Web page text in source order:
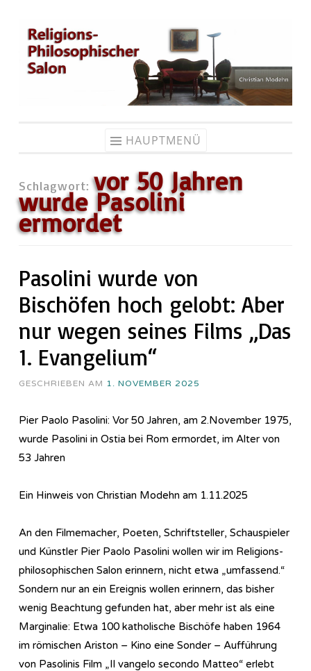
Zum
Inhalt
springen
HAUPTMENÜ
Schlagwort:vor 50 Jahren
wurde Pasolini
ermordet
Pasolini wurde von
Bischöfen hoch gelobt: Aber
nur wegen seines Films „Das
1. Evangelium“
GESCHRIEBEN AM 1. NOVEMBER 2025
Pier Paolo Pasolini: Vor 50 Jahren, am 2.November 1975,
wurde Pasolini in Ostia bei Rom ermordet, im Alter von
53 Jahren
Ein Hinweis von Christian Modehn am 1.11.2025
An den Filmemacher, Poeten, Schriftsteller, Schauspieler
und Künstler Pier Paolo Pasolini wollen wir im Re­li­gi­ons­
phi­lo­so­phi­sch­en Salon erinnern, nicht etwa „umfassend.“
Sondern nur an ein Ereignis wollen erinnern, das bisher
wenig Beachtung gefunden hat, aber mehr ist als eine
Marginalie: Etwa 100 katholische Bischöfe haben 1964
im römischen Ariston – Kino eine Sonder – Aufführung
von Pasolinis Film „Il vangelo secondo Matteo“ erlebt